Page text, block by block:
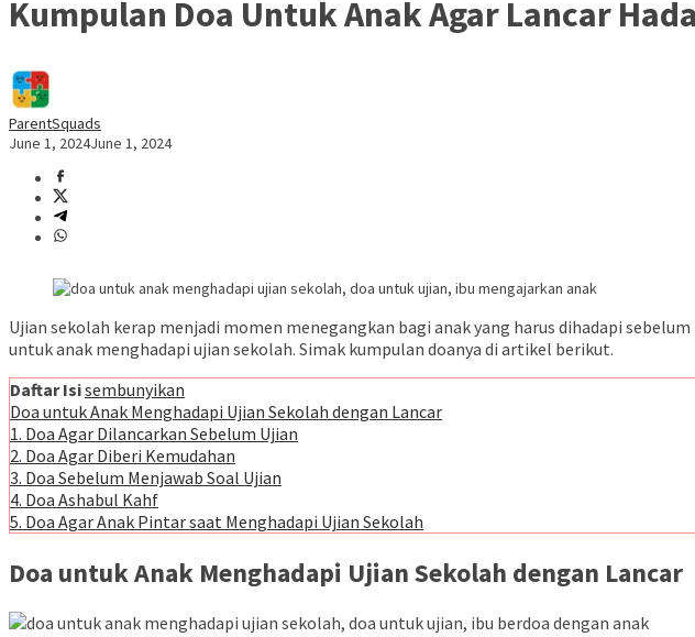
Kumpulan Doa Untuk Anak Agar Lancar
ParentSquads
June 1, 2024June 1, 2024
Ujian sekolah kerap menjadi momen menegangkan bagi anak yang harus dihadapi
untuk anak menghadapi ujian sekolah. Simak kumpulan doanya di artikel berikut.
Daftar Isisembunyikan
Doa untuk Anak Menghadapi Ujian Sekolah dengan Lancar
1. Doa Agar Dilancarkan Sebelum Ujian
2. Doa Agar Diberi Kemudahan
3. Doa Sebelum Menjawab Soal Ujian
4. Doa Ashabul Kahf
5. Doa Agar Anak Pintar saat Menghadapi Ujian Sekolah
Doa untuk Anak Menghadapi Ujian Sekolah dengan Lancar